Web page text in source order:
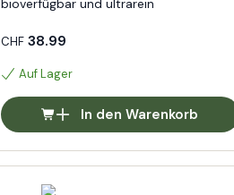
bioverfügbar und ultrarein
CHF38.99
Auf Lager
In den Warenkorb